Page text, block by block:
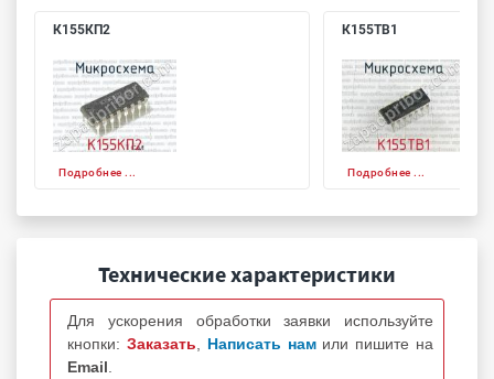
К155КП2
Подробнее ...
К155ТВ1
Подробнее ...
Технические характеристики
Для ускорения обработки заявки используйте
кнопки: Заказать Написать нам или пишите на
Email